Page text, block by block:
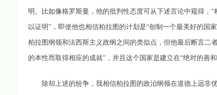
明。比如像格罗斯曼，他的批判性态度可从下述言论中窥得，
以证明”，即使他也相信柏拉图的计划是“创制一个最美好的国
柏拉图纲领和法西斯主义政纲之间的类似点，但他最后断言
的本性而取得相应的成就”，并且这个国家是建立在“绝对的善
除却上述的纷争，我相信柏拉图的政治纲领在道德上远非